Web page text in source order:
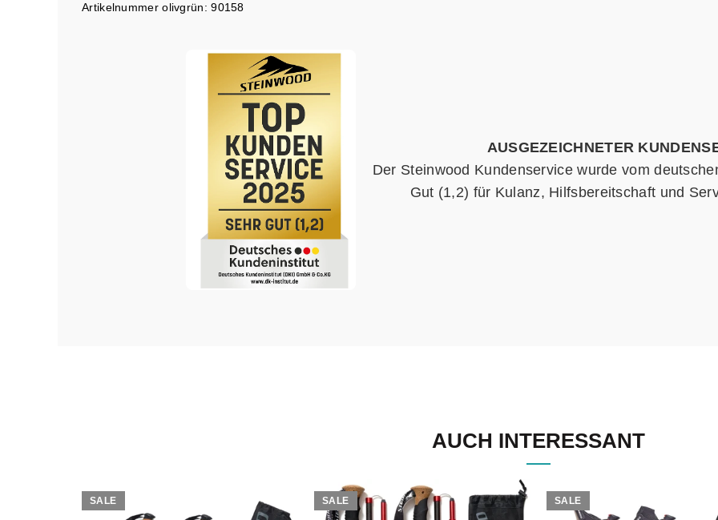
Artikelnummer olivgrün: 90158
AUSGEZEICHNETER
Der Steinwood Kundenservice wurde vom
Gut (1,2) für Kulanz, Hilfsbereitschaft und
AUCH INTERESSANT
SALE SALE SALE